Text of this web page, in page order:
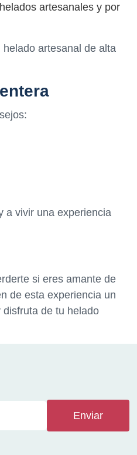
artesanales y por
artesanal de alta
a vivir una experiencia
si eres amante de
de esta experiencia un
de tu helado
Enviar